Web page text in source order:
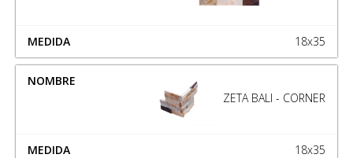
18x35
ZETA BALI - CORNER
18x35